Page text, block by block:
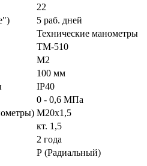
22
5 раб. дней
Технические манометры
ТМ-510
М2
100 мм
IP40
0 - 0,6 МПа
М20х1,5
кт. 1,5
2 года
Р (Радиальный)